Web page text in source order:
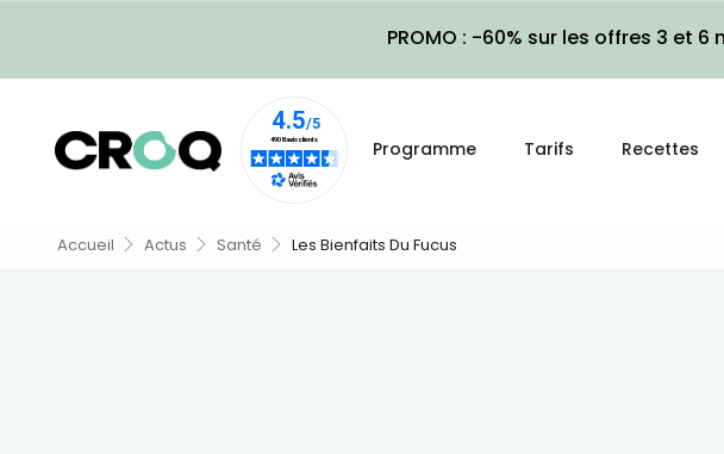
PROMO : -60% sur les offres 3 et
Programme Tarifs Recettes
Accueil Actus Santé Les Bienfaits Du Fucus